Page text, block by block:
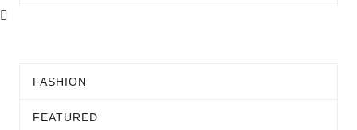
FASHION
FEATURED